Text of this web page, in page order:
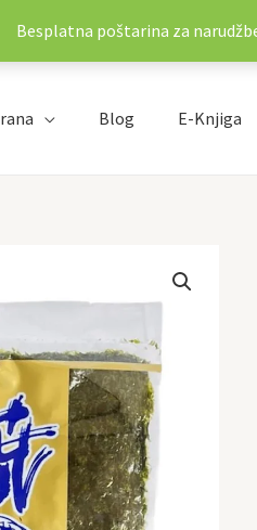
Blog E-Knjiga
Besplatna poštarina za